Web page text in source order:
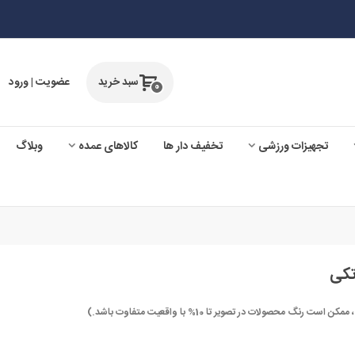
عضویت | ورود 0 سبد خرید
تجهیزات ورزشی تخفیف دار ها کالاهای عمده وبلاگ
در تصویر تا 10% با واقعیت متفاوت باشد.)